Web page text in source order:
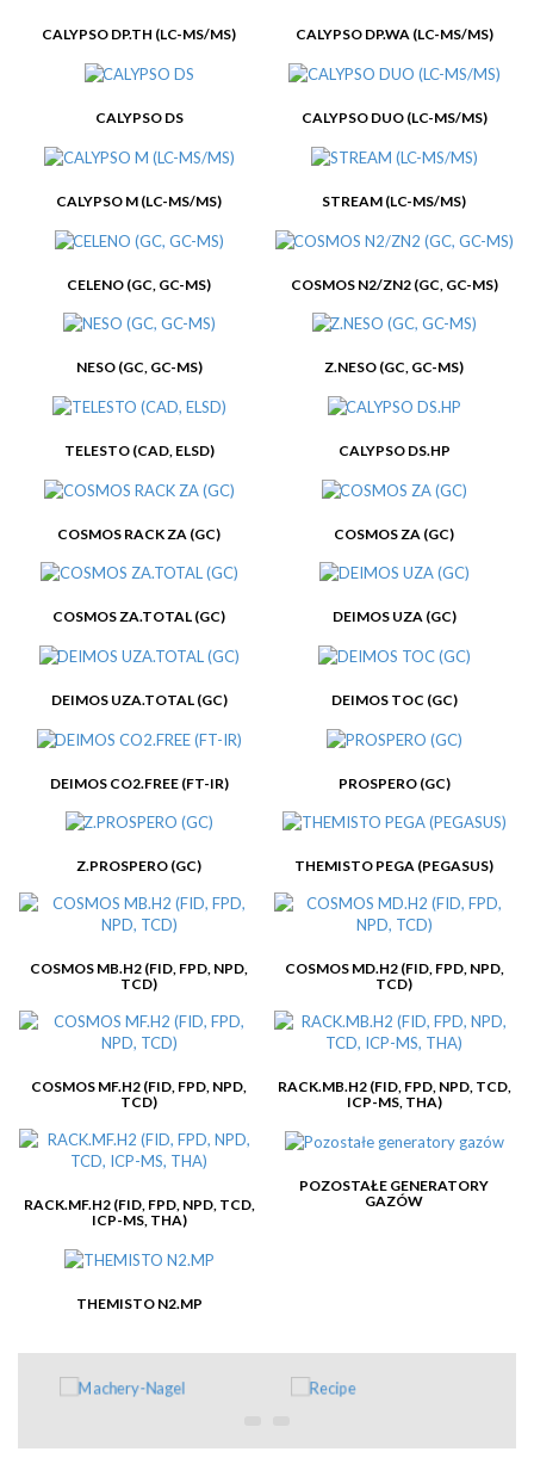
CALYPSO DP.TH (LC-MS/MS) CALYPSO DP.WA (LC-MS/MS)
CALYPSO DS CALYPSO DUO (LC-MS/MS)
CALYPSO M (LC-MS/MS) STREAM (LC-MS/MS)
CELENO (GC, GC-MS) COSMOS N2/ZN2 (GC, GC-MS)
NESO (GC, GC-MS) Z.NESO (GC, GC-MS)
TELESTO (CAD, ELSD) CALYPSO DS.HP
COSMOS RACK ZA (GC) COSMOS ZA (GC)
COSMOS ZA.TOTAL (GC) DEIMOS UZA (GC)
DEIMOS UZA.TOTAL (GC) DEIMOS TOC (GC)
DEIMOS CO2.FREE (FT-IR) PROSPERO (GC)
Z.PROSPERO (GC) THEMISTO PEGA (PEGASUS)
COSMOS MB.H2 (FID, FPD, NPD,
TCD)
COSMOS MD.H2 (FID, FPD, NPD,
TCD)
COSMOS MF.H2 (FID, FPD, NPD,
TCD)
RACK.MB.H2 (FID, FPD, NPD, TCD,
ICP-MS, THA)
RACK.MF.H2 (FID, FPD, NPD, TCD,
ICP-MS, THA)
POZOSTAŁE GENERATORY
GAZÓW
THEMISTO N2.MP